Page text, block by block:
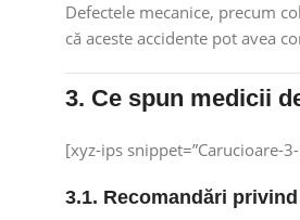
Defectele mecanice, precum
că aceste accidente pot avea
3. Ce spun medicii
[xyz-ips snippet=”Carucioare-
3.1. Recomandări